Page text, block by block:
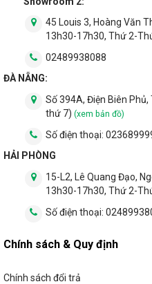
45 Louis 3, Hoàng Văn
13h30-17h30, Thứ 2-
02489938088
ĐÀ NẴNG:
Số 394A, Điện Biên
thứ 7) (xem bản đồ)
Số điện thoại:
HẢI PHÒNG
15-L2, Lê Quang Đạo,
13h30-17h30, Thứ 2-
Số điện thoại:
Chính sách & Quy định
Chính sách đổi trả